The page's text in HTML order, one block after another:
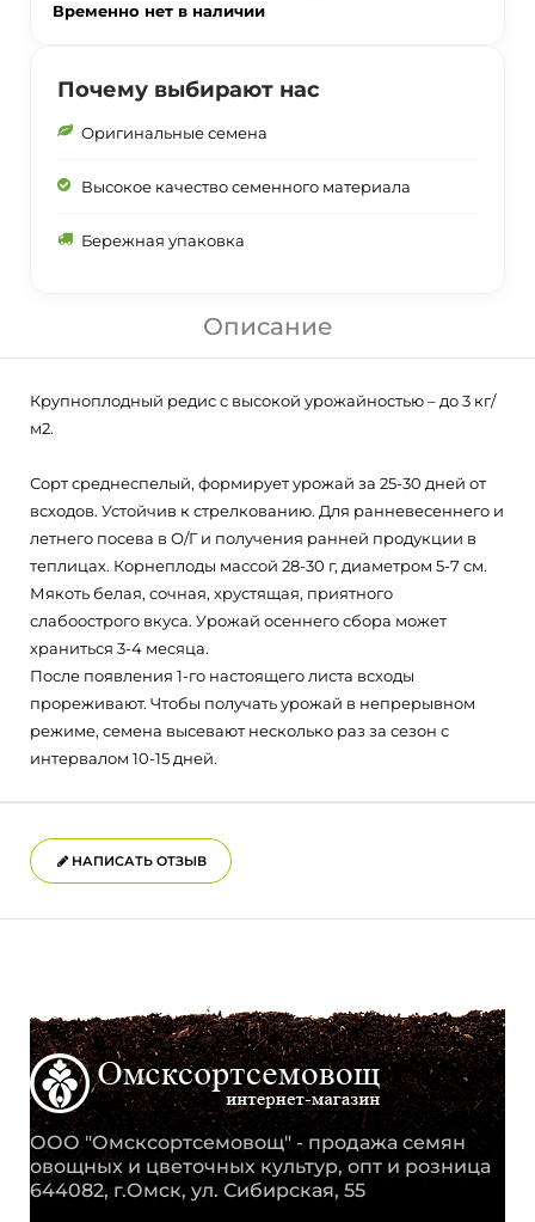
Временно нет в наличии
Почему выбирают нас
Оригинальные семена
Высокое качество семенного материала
Бережная упаковка
Описание
Крупноплодный редис с высокой урожайностью – до 3 кг/
м2.
Сорт среднеспелый, формирует урожай за 25-30 дней от
всходов. Устойчив к стрелкованию. Для ранневесеннего и
летнего посева в О/Г и получения ранней продукции в
теплицах. Корнеплоды массой 28-30 г, диаметром 5-7 см.
Мякоть белая, сочная, хрустящая, приятного
слабоострого вкуса. Урожай осеннего сбора может
храниться 3-4 месяца.
После появления 1-го настоящего листа всходы
прореживают. Чтобы получать урожай в непрерывном
режиме, семена высевают несколько раз за сезон с
интервалом 10-15 дней.
НАПИСАТЬ ОТЗЫВ
ООО "Омсксортсемовощ" - продажа семян
овощных и цветочных культур, опт и розница
644082, г.Омск, ул. Сибирская, 55